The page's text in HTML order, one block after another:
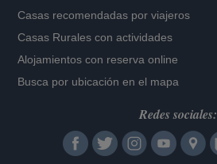
Casas recomendadas por viajeros
Casas Rurales con actividades
Alojamientos con reserva online
Busca por ubicación en el mapa
Redes sociales: